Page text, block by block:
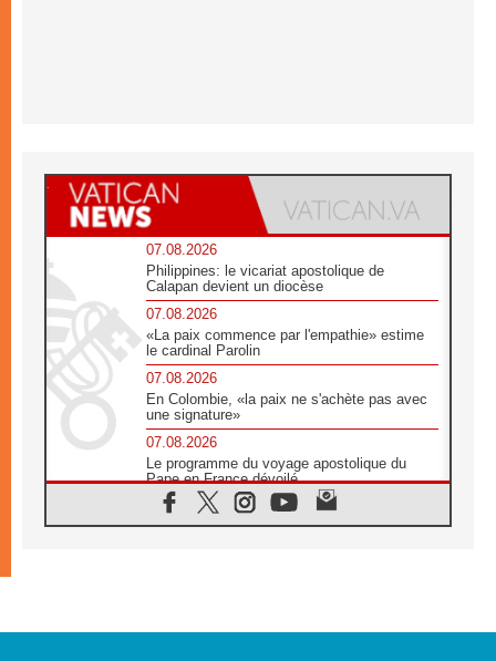
07.08.2026
Philippines: le vicariat apostolique de
Calapan devient un diocèse
07.08.2026
«La paix commence par l'empathie» estime
le cardinal Parolin
07.08.2026
En Colombie, «la paix ne s'achète pas avec
une signature»
07.08.2026
Le programme du voyage apostolique du
Pape en France dévoilé
07.08.2026
1ère Conférence continentale sur l'éducation
07.08.2026